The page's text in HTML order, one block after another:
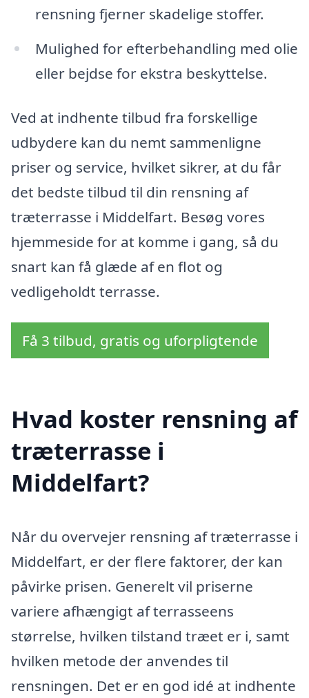
rensning fjerner skadelige stoffer.
Mulighed for efterbehandling med olie
eller bejdse for ekstra beskyttelse.
Ved at indhente tilbud fra forskellige
udbydere kan du nemt sammenligne
priser og service, hvilket sikrer, at du får
det bedste tilbud til din rensning af
træterrasse i Middelfart. Besøg vores
hjemmeside for at komme i gang, så du
snart kan få glæde af en flot og
vedligeholdt terrasse.
Få 3 tilbud, gratis og uforpligtende
Hvad koster rensning af
træterrasse i
Middelfart?
Når du overvejer rensning af træterrasse i
Middelfart, er der flere faktorer, der kan
påvirke prisen. Generelt vil priserne
variere afhængigt af terrasseens
størrelse, hvilken tilstand træet er i, samt
hvilken metode der anvendes til
rensningen. Det er en god idé at indhente